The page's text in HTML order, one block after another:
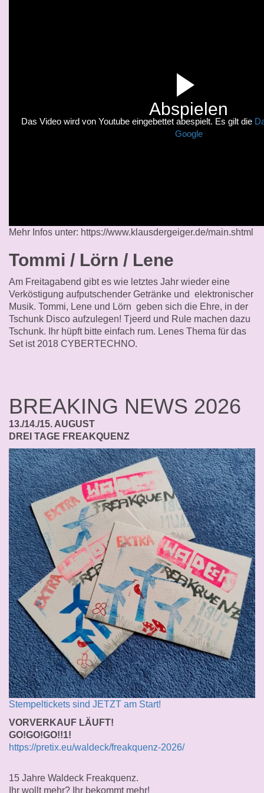
Abspielen
Das Video wird von Youtube eingebettet abespielt. Es gilt die
Google
Mehr Infos unter: https://www.klausdergeiger.de/main.shtml
Tommi / Lörn / Lene
Am Freitagabend gibt es wie letztes Jahr wieder eine
Verköstigung aufputschender Getränke und elektronischer
Musik. Tommi, Lene und Lörn geben sich die Ehre, in der
Tschunk Disco aufzulegen! Tjeerd und Rule machen dazu
Tschunk. Ihr hüpft bitte einfach rum. Lenes Thema für das
Set ist 2018 CYBERTECHNO.
BREAKING NEWS 2026
13./14./15. AUGUST
DREI TAGE FREAKQUENZ
Stempeltickets sind JETZT am Start!
VORVERKAUF LÄUFT!
GO!GO!GO!!1!
https://pretix.eu/waldeck/freakquenz-2026/
15 Jahre Waldeck Freakquenz.
Ihr wollt mehr? Ihr bekommt mehr!